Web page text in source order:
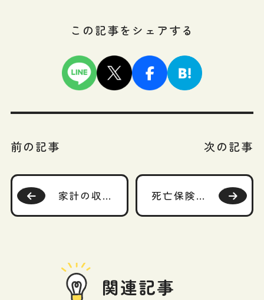
この記事をシェアする
前の記事
家計の収支推移表（キャッシュフロー表）
次の記事
死亡保険の必要保障額推移表
関連記事